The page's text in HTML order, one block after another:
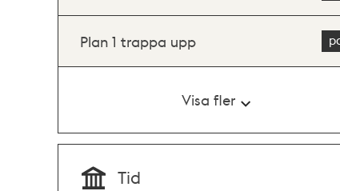
Plan 1 trappa upp
Visa fler
Tid